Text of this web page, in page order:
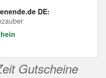
DE:
Gutscheine